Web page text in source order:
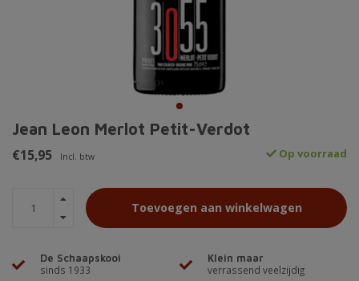
Jean Leon Merlot Petit-Verdot
€15,95 Incl. btw Op voorraad
Toevoegen aan winkelwagen
De Schaapskooi
sinds 1933
Klein maar
verrassend veelzijdig